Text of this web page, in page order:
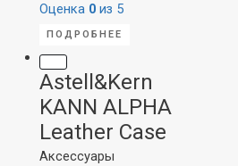
Оценка 0из 5
ПОДРОБНЕЕ
Astell&Kern
KANN ALPHA
Leather Case
Аксессуары